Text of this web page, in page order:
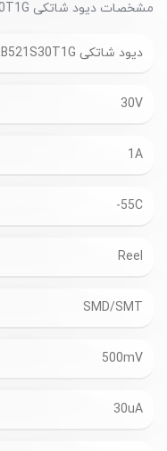
مشخصات دیود شاتکی RB521S30T1G
دیود شاتکی RB521S30T1G
30V
1A
-55C
Reel
SMD/SMT
500mV
30uA